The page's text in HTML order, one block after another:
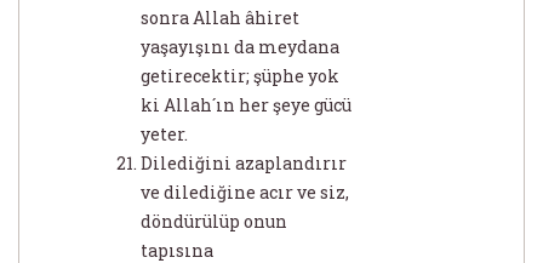
sonra Allah âhiret
yaşayışını da meydana
getirecektir; şüphe yok
ki Allah´ın her şeye gücü
yeter.
Dilediğini azaplandırır
ve dilediğine acır ve siz,
döndürülüp onun
tapısına